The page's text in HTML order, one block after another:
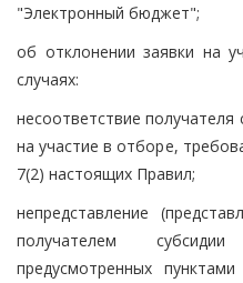
"Электронный бюджет";
об отклонении заявки на
случаях:
несоответствие получателя
на участие в отборе,
7(2) настоящих Правил;
непредставление
получателем
предусмотренных